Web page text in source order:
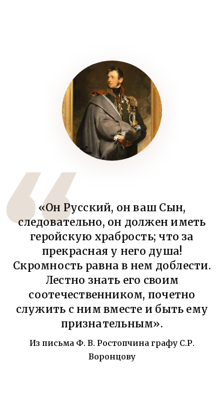
«Он Русский, он ваш Сын,
следовательно, он должен иметь
геройскую храбрость; что за
прекрасная у него душа!
Скромность равна в нем доблести.
Лестно знать его своим
соотечественником, почетно
служить с ним вместе и быть ему
признательным».
Из письма Ф. В. Ростопчина графу С.Р.
Воронцову